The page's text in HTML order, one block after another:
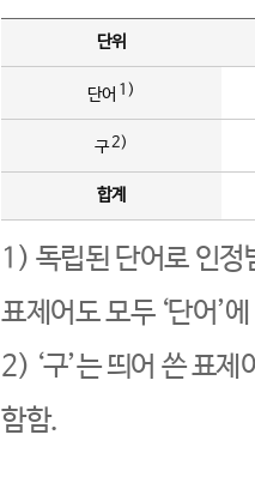
단위
단어 1)
구2)
합계
1) 독립된 단어로 인정
표제어도 모두 ‘단어’
2) ‘구’는 띄어 쓴 표
함함.